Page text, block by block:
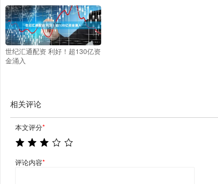
世纪汇通配资 利好！超130亿资
金涌入
相关评论
本文评分*
评论内容*